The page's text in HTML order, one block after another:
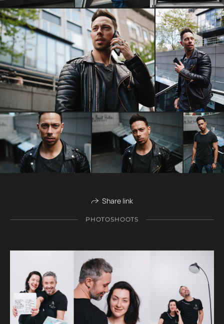
Share link
PHOTOSHOOTS